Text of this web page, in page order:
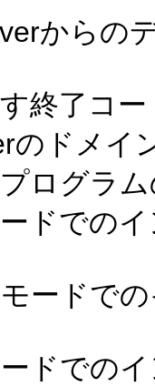
からの
終了コ
のドメイ
ログラ
ドでの
ードで
ドでの